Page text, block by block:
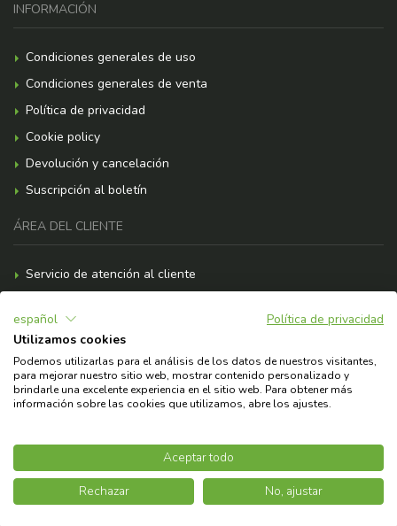
INFORMACIÓN
Condiciones generales de uso
Condiciones generales de venta
Política de privacidad
Cookie policy
Devolución y cancelación
Suscripción al boletín
ÁREA DEL CLIENTE
Servicio de atención al cliente
Gastos de envío
F.A.Q.
¿Necesitas ayuda?
© 2026 Copyright Askoll EVA S.p.A.
español
Política de privacidad
Utilizamos cookies
Podemos utilizarlas para el análisis de los datos de nuestros visitantes,
para mejorar nuestro sitio web, mostrar contenido personalizado y
brindarle una excelente experiencia en el sitio web. Para obtener más
información sobre las cookies que utilizamos, abre los ajustes.
Aceptar todo
Rechazar
No, ajustar